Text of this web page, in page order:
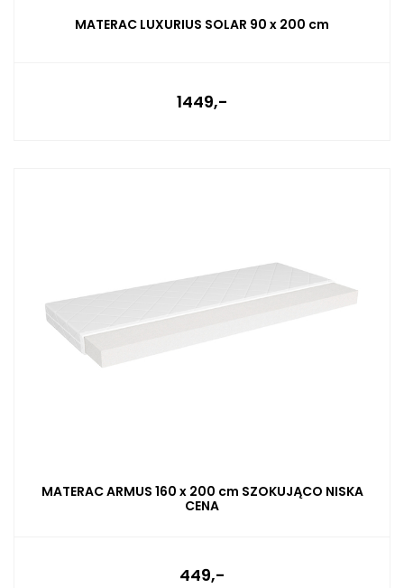
MATERAC LUXURIUS SOLAR 90 x 200 cm
1449,-
MATERAC ARMUS 160 x 200 cm SZOKUJĄCO NISKA
CENA
449,-